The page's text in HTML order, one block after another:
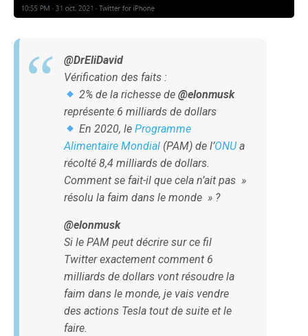
@DrEliDavid
Vérification des faits :
2% de la richesse de@elonmusk
représente 6 milliards de dollars
En 2020, leProgramme
Alimentaire Mondial (PAM) de l’ONUa
récolté 8,4 milliards de dollars.
Comment se fait-il que cela n’ait pas »
résolu la faim dans le monde » ?
@elonmusk
Si le PAM peut décrire sur ce fil
Twitter exactement comment 6
milliards de dollars vont résoudre la
faim dans le monde, je vais vendre
des actions Tesla tout de suite et le
faire.